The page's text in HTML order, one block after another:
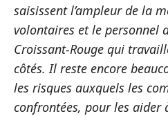
saisissent l’ampleur de la
volontaires et le personnel
Croissant-Rouge qui
côtés. Il reste encore
les risques auxquels les
confrontées, pour les aider